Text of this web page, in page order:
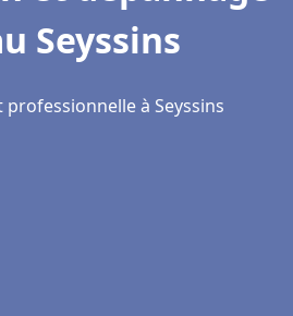
Seyssins
à Seyssins